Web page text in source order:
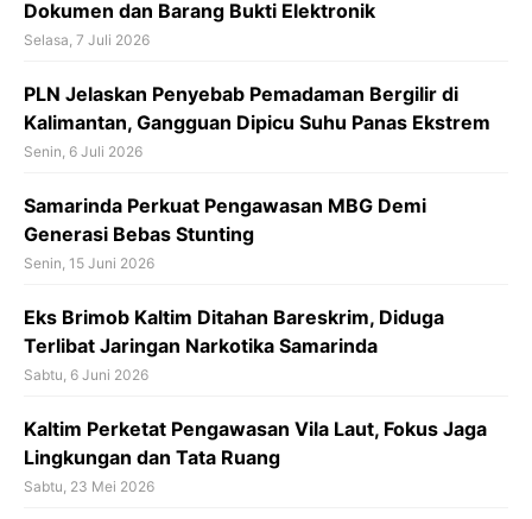
k
Dokumen dan Barang Bukti Elektronik
Selasa, 7 Juli 2026
PLN Jelaskan Penyebab Pemadaman Bergilir di
Kalimantan, Gangguan Dipicu Suhu Panas Ekstrem
Senin, 6 Juli 2026
Samarinda Perkuat Pengawasan MBG Demi
Generasi Bebas Stunting
Senin, 15 Juni 2026
Eks Brimob Kaltim Ditahan Bareskrim, Diduga
Terlibat Jaringan Narkotika Samarinda
Sabtu, 6 Juni 2026
Kaltim Perketat Pengawasan Vila Laut, Fokus Jaga
Lingkungan dan Tata Ruang
Sabtu, 23 Mei 2026